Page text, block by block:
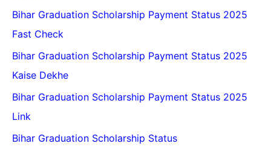
Bihar Graduation Scholarship Payment Status 2025
Fast Check
Bihar Graduation Scholarship Payment Status 2025
Kaise Dekhe
Bihar Graduation Scholarship Payment Status 2025
Link
Bihar Graduation Scholarship Status